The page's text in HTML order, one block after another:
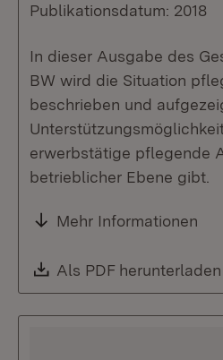
Publikationsdatum: 2018
In dieser Ausgabe des
BW wird die Situation
beschrieben und
erwerbstätige pflegende
betrieblicher Ebene gibt.
Mehr Informationen
Download:
Als PDF herunterladen